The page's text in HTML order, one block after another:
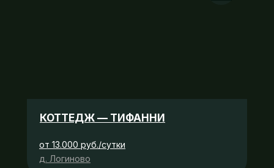
КОТТЕДЖ — ТИФАННИ
от 13.000 руб./сутки
д. Логиново